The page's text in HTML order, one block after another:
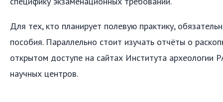
Для тех, кто планирует полевую практику,
пособия. Параллельно стоит изучать отчёты о
открытом доступе на сайтах Института археологии
научных центров.